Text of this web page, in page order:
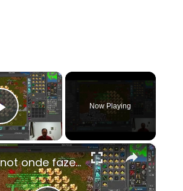
×
Play Video
Now Playing
×
Rubinot onde fazer a Task de Oramond